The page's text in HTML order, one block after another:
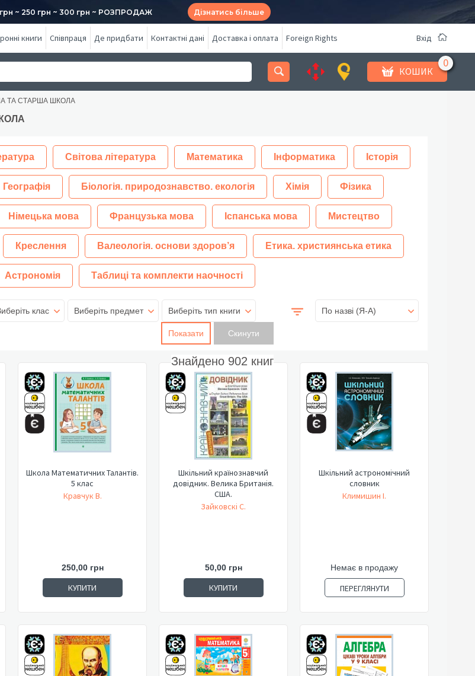
~ 250 грн ~ 300 грн ~ РОЗПРОДАЖ Дізнатись більше
книги Співпраця Де придбати Контактні дані Доставка і оплата Foreign Rights Вхід
КОШИК
ТА СТАРША ШКОЛА
Світова література Математика Інформатика Історія
Географія Біологія. природознавство. екологія Хімія Фізика
Німецька мова Французька мова Іспанська мова Мистецтво
Креслення Валеологія. основи здоров’я Етика. християнська етика
Астрономія Таблиці та комплекти наочності
клас Виберіть предмет Виберіть тип книги
Показати
Знайдено 902 книг
По назві (Я-А)
Школа Математичних Талантів.
5 клас
Кравчук В.
250,00 грн
КУПИТИ
Шкільний країнознавчий
довідник. Велика Британія.
США.
Зайковскі С.
50,00 грн
КУПИТИ
Шкільний астрономічний
словник
Климишин І.
Немає в продажу
ПЕРЕГЛЯНУТИ